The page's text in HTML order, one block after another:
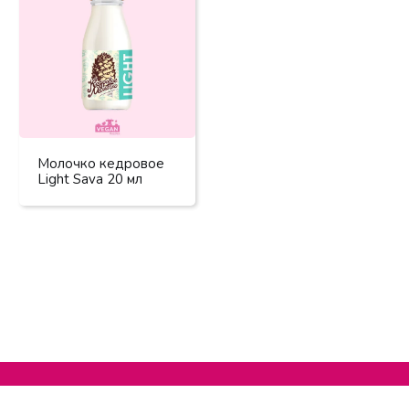
Молочко кедровое
Light Sava 20 мл